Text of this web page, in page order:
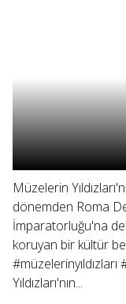
Müzelerin
dönemden Roma
İmparatorluğu'na
koruyan bir kültür
Yıldızları'nın...